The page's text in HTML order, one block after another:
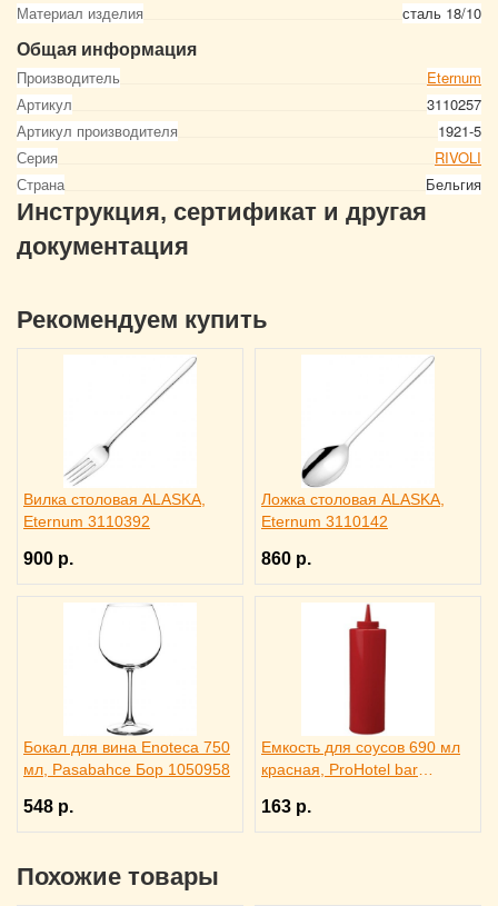
Материал изделия сталь 18/10
Общая информация
Производитель
Eternum
Артикул
3110257
Артикул производителя
1921-5
Серия
RIVOLI
Страна
Бельгия
Инструкция, сертификат и другая
документация
Рекомендуем купить
Вилка столовая ALASKA,
Eternum 3110392
900 р.
Ложка столовая ALASKA,
Eternum 3110142
860 р.
Бокал для вина Enoteca 750
мл, Pasabahce Бор 1050958
548 р.
Емкость для соусов 690 мл
красная, ProHotel bar
163 р.
Похожие товары